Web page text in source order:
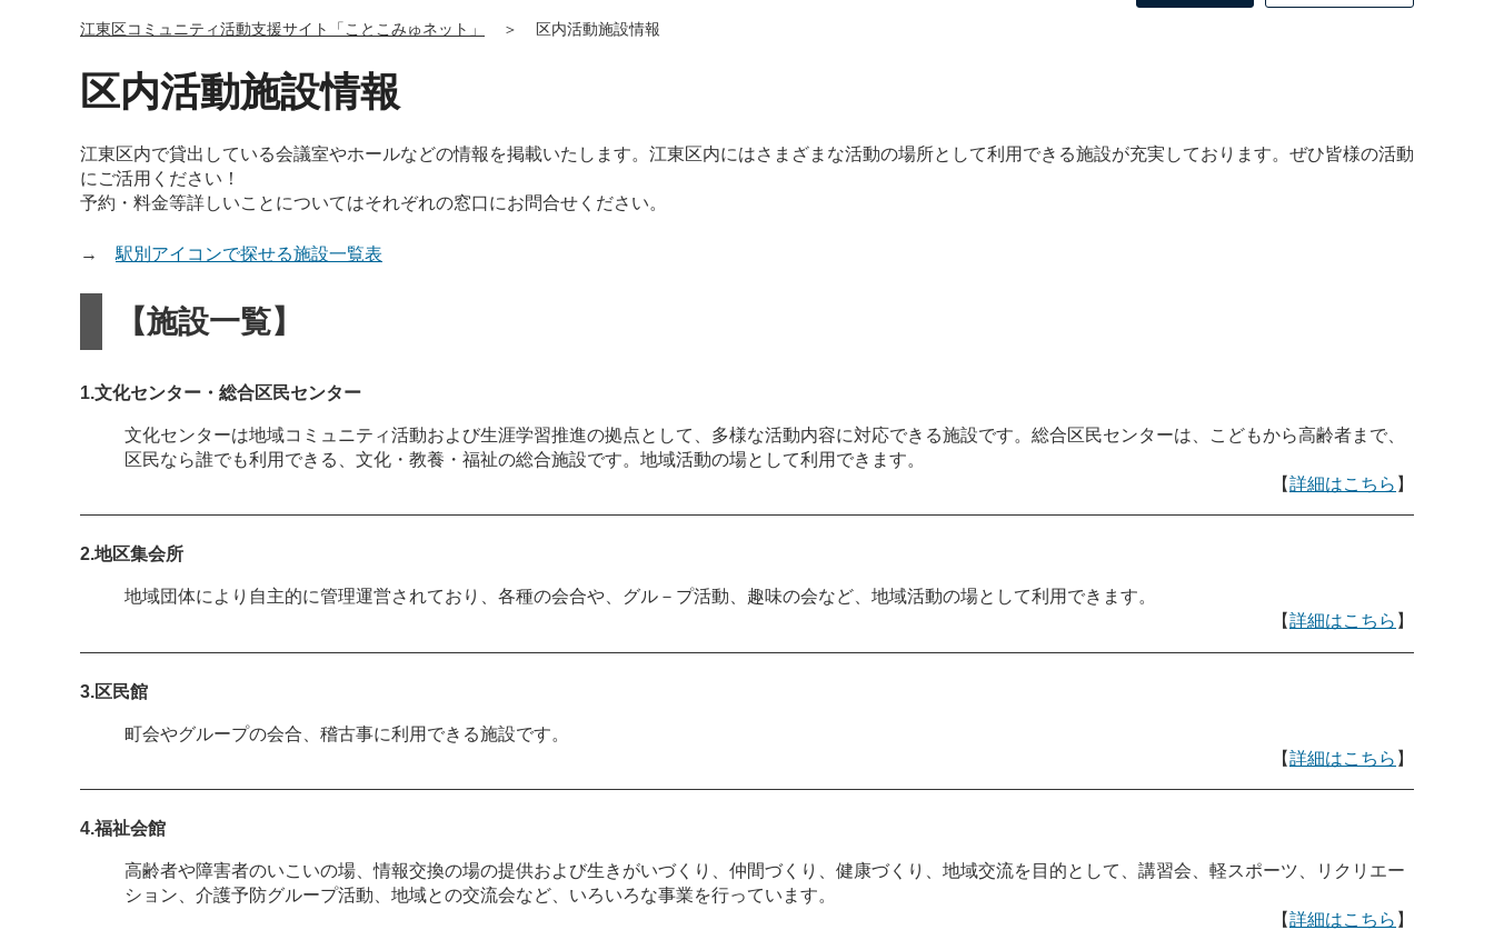
江東区コミュニティ活動支援サイト「ことこみゅネット」 ＞ 区内活動施設情報
区内活動施設情報
江東区内で貸出している会議室やホールなどの情報を掲載いたします。江東区内にはさまざまな活動の場所として利用できる施設が充実しております。ぜひ皆様の活動
にご活用ください！
予約・料金等詳しいことについてはそれぞれの窓口にお問合せください。
→ 駅別アイコンで探せる施設一覧表
【施設一覧】
1.文化センター・総合区民センター
文化センターは地域コミュニティ活動および生涯学習推進の拠点として、多様な活動内容に対応できる施設です。総合区民センターは、こどもから高齢者まで、
区民なら誰でも利用できる、文化・教養・福祉の総合施設です。地域活動の場として利用できます。
【詳細はこちら 】
2.地区集会所
地域団体により自主的に管理運営されており、各種の会合や、グル－プ活動、趣味の会など、地域活動の場として利用できます。
【詳細はこちら 】
3.区民館
町会やグループの会合、稽古事に利用できる施設です。
【詳細はこちら 】
4.福祉会館
高齢者や障害者のいこいの場、情報交換の場の提供および生きがいづくり、仲間づくり、健康づくり、地域交流を目的として、講習会、軽スポーツ、リクリエー
ション、介護予防グループ活動、地域との交流会など、いろいろな事業を行っています。
【詳細はこちら 】